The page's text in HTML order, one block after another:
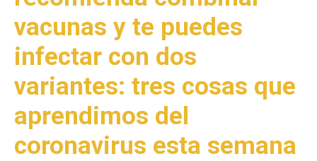
vacunas y te puedes
infectar con dos
variantes: tres cosas que
aprendimos del
coronavirus esta semana